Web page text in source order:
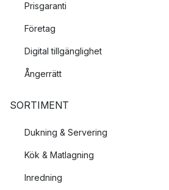
Prisgaranti
Företag
Digital tillgänglighet
Ångerrätt
SORTIMENT
Dukning & Servering
Kök & Matlagning
Inredning